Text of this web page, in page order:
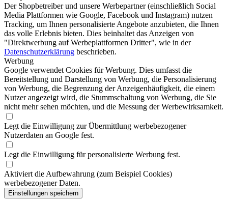
Der Shopbetreiber und unsere Werbepartner (einschließlich Social
Media Plattformen wie Google, Facebook und Instagram) nutzen
Tracking, um Ihnen personalisierte Angebote anzubieten, die Ihnen
das volle Erlebnis bieten. Dies beinhaltet das Anzeigen von
"Direktwerbung auf Werbeplattformen Dritter", wie in der
Datenschutzerklärung beschrieben.
Werbung
Google verwendet Cookies für Werbung. Dies umfasst die
Bereitstellung und Darstellung von Werbung, die Personalisierung
von Werbung, die Begrenzung der Anzeigenhäufigkeit, die einem
Nutzer angezeigt wird, die Stummschaltung von Werbung, die Sie
nicht mehr sehen möchten, und die Messung der Werbewirksamkeit.
Legt die Einwilligung zur Übermittlung werbebezogener
Nutzerdaten an Google fest.
Legt die Einwilligung für personalisierte Werbung fest.
Aktiviert die Aufbewahrung (zum Beispiel Cookies)
werbebezogener Daten.
Einstellungen speichern